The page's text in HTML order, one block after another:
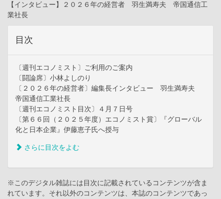
【インタビュー】２０２６年の経営者 羽生満寿夫 帝国通信工
業社長
目次
〔週刊エコノミスト〕ご利用のご案内
〔闘論席〕小林よしのり
〔２０２６年の経営者〕編集長インタビュー 羽生満寿夫
帝国通信工業社長
〔週刊エコノミスト目次〕４月７日号
〔第６６回（２０２５年度）エコノミスト賞〕『グローバル
化と日本企業』伊藤恵子氏へ授与
さらに目次をよむ
※このデジタル雑誌には目次に記載されているコンテンツが含ま
れています。それ以外のコンテンツは、本誌のコンテンツであっ